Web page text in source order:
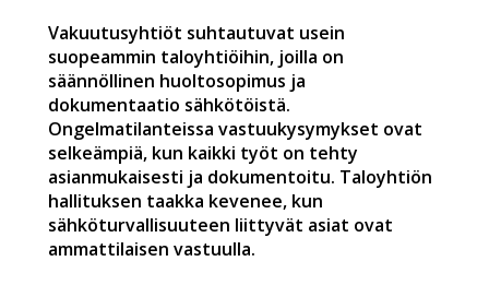
Vakuutusyhtiöt suhtautuvat usein
suopeammin taloyhtiöihin, joilla on
säännöllinen huoltosopimus ja
dokumentaatio sähkötöistä.
Ongelmatilanteissa vastuukysymykset ovat
selkeämpiä, kun kaikki työt on tehty
asianmukaisesti ja dokumentoitu. Taloyhtiön
hallituksen taakka kevenee, kun
sähköturvallisuuteen liittyvät asiat ovat
ammattilaisen vastuulla.